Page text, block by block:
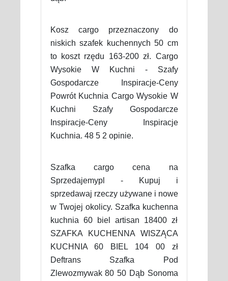
Kosz cargo przeznaczony do
niskich szafek kuchennych 50 cm
to koszt rzędu 163-200 zł. Cargo
Wysokie W Kuchni - Szafy
Gospodarcze Inspiracje-Ceny
Powrót Kuchnia Cargo Wysokie W
Kuchni Szafy Gospodarcze
Inspiracje-Ceny Inspiracje
Kuchnia. 48 5 2 opinie.
Szafka cargo cena na
Sprzedajemypl - Kupuj i
sprzedawaj rzeczy używane i nowe
w Twojej okolicy. Szafka kuchenna
kuchnia 60 biel artisan 18400 zł
SZAFKA KUCHENNA WISZĄCA
KUCHNIA 60 BIEL 104 00 zł
Deftrans Szafka Pod
Zlewozmywak 80 50 Dąb Sonoma